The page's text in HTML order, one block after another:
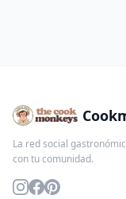
La red social
con tu comunidad.